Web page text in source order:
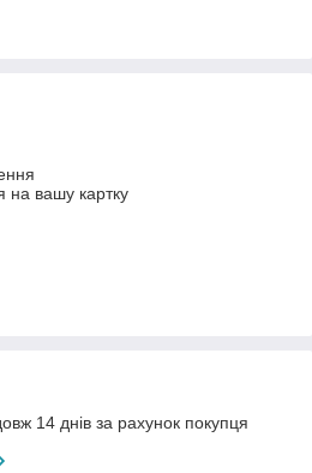
на вашу картку
14 днів за рахунок покупця